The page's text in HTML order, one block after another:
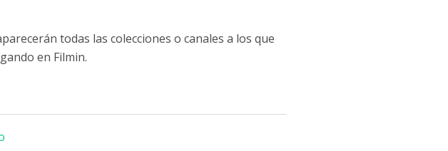
todas las colecciones o canales a los que
en Filmin.